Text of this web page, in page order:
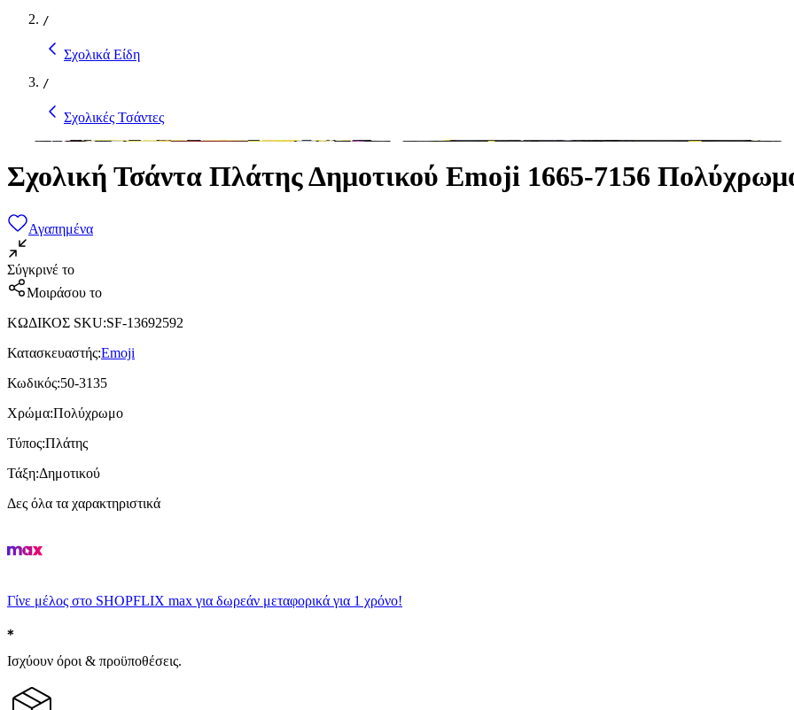
/
Σχολικά Είδη
/
Σχολικές Τσάντες
Σχολική Τσάντα Πλάτης Δημοτικού Emoji 1665-7156
Αγαπημένα
Σύγκρινέ το
Μοιράσου το
ΚΩΔΙΚΟΣ SKU:SF-13692592
Κατασκευαστής:Emoji
Κωδικός:50-3135
Χρώμα:Πολύχρωμο
Τύπος:Πλάτης
Τάξη:Δημοτικού
Δες όλα τα χαρακτηριστικά
Γίνε μέλος στο SHOPFLIX max για δωρεάν μεταφορικά για 1 χρόνο!
Ισχύουν όροι & προϋποθέσεις.